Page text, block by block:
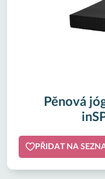
Pěnová
PŘIDAT NA